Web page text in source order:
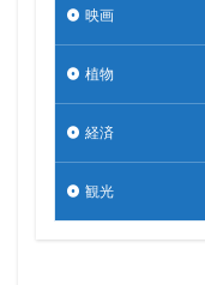
映画
植物
経済
観光